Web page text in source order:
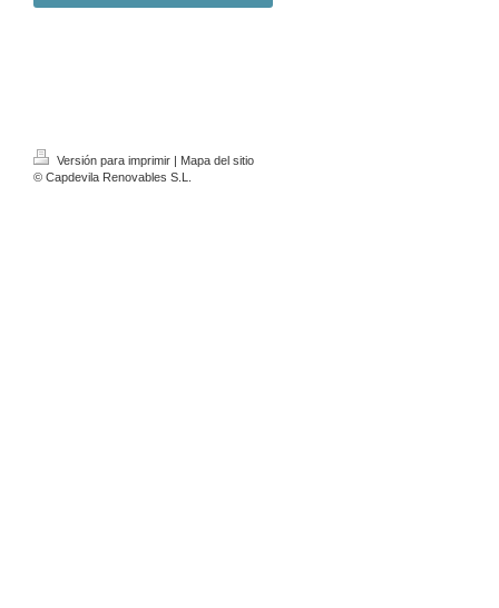
Versión para imprimir | Mapa del sitio
© Capdevila Renovables S.L.